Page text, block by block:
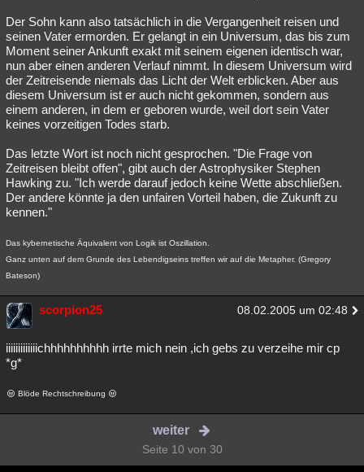
Der Sohn kann also tatsächlich in die Vergangenheit reisen und
seinen Vater ermorden. Er gelangt in ein Universum, das bis zum
Moment seiner Ankunft exakt mit seinem eigenen identisch war,
nun aber einen anderen Verlauf nimmt. In diesem Universum wird
der Zeitreisende niemals das Licht der Welt erblicken. Aber aus
diesem Universum ist er auch nicht gekommen, sondern aus
einem anderen, in dem er geboren wurde, weil dort sein Vater
keines vorzeitigen Todes starb.
Das letzte Wort ist noch nicht gesprochen. "Die Frage von
Zeitreisen bleibt offen", gibt auch der Astrophysiker Stephen
Hawking zu. "Ich werde darauf jedoch keine Wette abschließen.
Der andere könnte ja den unfairen Vorteil haben, die Zukunft zu
kennen."
Das kybernetische Äquivalent von Logik ist Oszillation.
Ganz unten auf dem Grunde des Lebendigseins treffen wir auf die Metapher. (Gregory
Bateson)
scorpion25 08.02.2005 um 02:48
iiiiiiiiiiiiichhhhhhhhhh irrte mich nein ,ich gebs zu verzeihe mir cp
*g*
Blöde Rechtschreibung
weiter
Seite 10 von 30